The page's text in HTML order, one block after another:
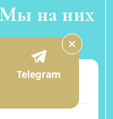
Мы на них
Telegram